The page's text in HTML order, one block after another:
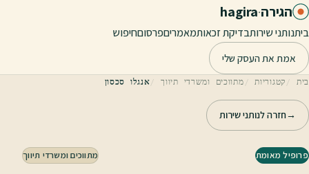
דלג לתוכן הראשי
הגירה·
hagira
ביתנותני שירותבדיקת זכאותמאמריםפרסוםחיפוש
אמת את העסק שלי
בית קטגוריות מתווכים ומשרדי תיווך אנגלו סכסון
→חזרה לנותני שירות
פרופיל מאומת מתווכים ומשרדי תיווך